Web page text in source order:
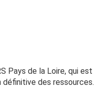
Pays de la Loire, qui est
des ressources.